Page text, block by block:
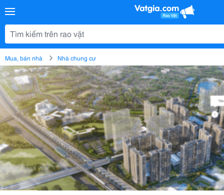
Mua, bán nhà Nhà chung cư